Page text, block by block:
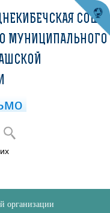
СОШ»
МУНИЦИПАЛЬНОГО
организации